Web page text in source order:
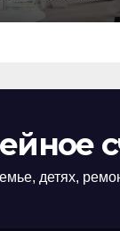
детях,